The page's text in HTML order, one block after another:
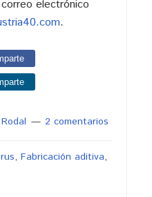
electrónico
.
2 comentarios
, Fabricación aditiva,